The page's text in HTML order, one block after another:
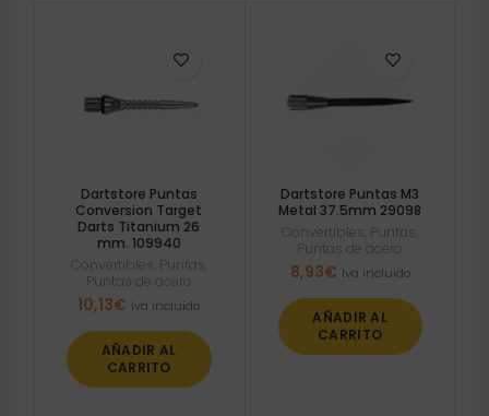
Dartstore Puntas
Conversion Target
Darts Titanium 26
mm. 109940
Convertibles Puntas
Puntas de acero
10,13€ Iva incluido
AÑADIR AL
CARRITO
Dartstore Puntas M3
Metal 37.5mm 29098
Convertibles Puntas
Puntas de acero
8,93€ Iva incluido
AÑADIR AL
CARRITO